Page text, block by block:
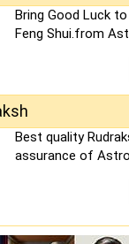
Bring Good Luck
Feng Shui.from
Best quality
assurance of